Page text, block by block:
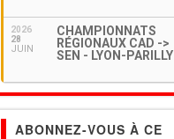
2026
28
JUIN
CHAMPIONNATS
RÉGIONAUX CAD ->
SEN - LYON-PARILLY
ABONNEZ-VOUS À CE